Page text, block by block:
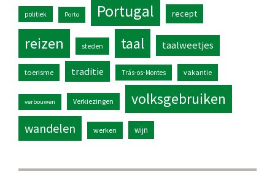
politiek Porto Portugal recept
reizen steden taal taalweetjes
toerisme traditie Trás-os-Montes vakantie
verbouwen Verkiezingen volksgebruiken
wandelen werken wijn